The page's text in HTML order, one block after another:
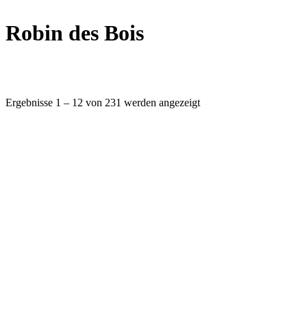
Robin des Bois
Ergebnisse 1 – 12 von 231 werden angezeigt